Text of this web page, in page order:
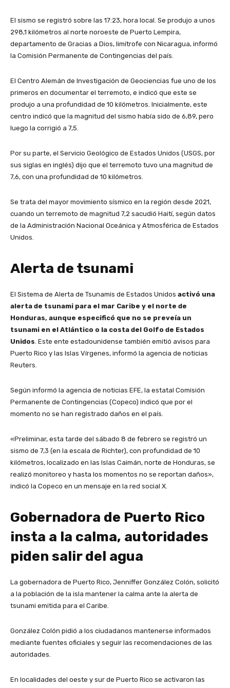
El sismo se registró sobre las 17:23, hora local. Se produjo a unos
298,1 kilómetros al norte noroeste de Puerto Lempira,
departamento de Gracias a Dios, limítrofe con Nicaragua, informó
la Comisión Permanente de Contingencias del país.
El Centro Alemán de Investigación de Geociencias fue uno de los
primeros en documentar el terremoto, e indicó que este se
produjo a una profundidad de 10 kilómetros. Inicialmente, este
centro indicó que la magnitud del sismo había sido de 6,89, pero
luego la corrigió a 7,5.
Por su parte, el Servicio Geológico de Estados Unidos (USGS, por
sus siglas en inglés) dijo que el terremoto tuvo una magnitud de
7,6, con una profundidad de 10 kilómetros.
Se trata del mayor movimiento sísmico en la región desde 2021,
cuando un terremoto de magnitud 7,2 sacudió Haití, según datos
de la Administración Nacional Oceánica y Atmosférica de Estados
Unidos.
Alerta de tsunami
El Sistema de Alerta de Tsunamis de Estados Unidos activó una
alerta de tsunami para el mar Caribe y el norte de
Honduras, aunque especificó que no se preveía un
tsunami en el Atlántico o la costa del Golfo de Estados
Unidos. Este ente estadounidense también emitió avisos para
Puerto Rico y las Islas Vírgenes, informó la agencia de noticias
Reuters.
Según informó la agencia de noticias EFE, la estatal Comisión
Permanente de Contingencias (Copeco) indicó que por el
momento no se han registrado daños en el país.
«Preliminar, esta tarde del sábado 8 de febrero se registró un
sismo de 7,3 (en la escala de Richter), con profundidad de 10
kilómetros, localizado en las Islas Caimán, norte de Honduras, se
realizó monitoreo y hasta los momentos no se reportan daños»,
indicó la Copeco en un mensaje en la red social X.
Gobernadora de Puerto Rico
insta a la calma, autoridades
piden salir del agua
La gobernadora de Puerto Rico, Jenniffer González Colón, solicitó
a la población de la isla mantener la calma ante la alerta de
tsunami emitida para el Caribe.
González Colón pidió a los ciudadanos mantenerse informados
mediante fuentes oficiales y seguir las recomendaciones de las
autoridades.
En localidades del oeste y sur de Puerto Rico se activaron las